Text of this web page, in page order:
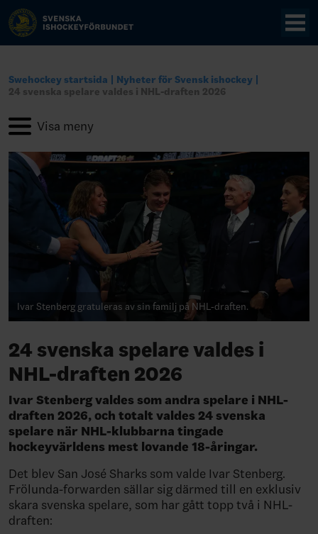
Swehockey startsida
Nyheter för Svensk ishockey
24 svenska spelare valdes i NHL-draften 2026
Ivar Stenberg gratuleras av sin familj på NHL-draften.
24 svenska spelare valdes i
NHL-draften 2026
Ivar Stenberg valdes som andra spelare i NHL-
draften 2026, och totalt valdes 24 svenska
spelare när NHL-klubbarna tingade
hockeyvärldens mest lovande 18-åringar.
Det blev San José Sharks som valde Ivar Stenberg.
Frölunda-forwarden sällar sig därmed till en exklusiv
skara svenska spelare, som har gått topp två i NHL-
draften: